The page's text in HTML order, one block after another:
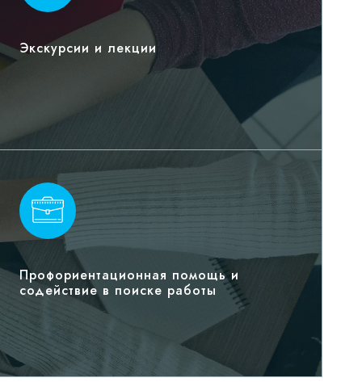
Экскурсии и лекции
Профориентационная помощь и
содействие в поиске работы